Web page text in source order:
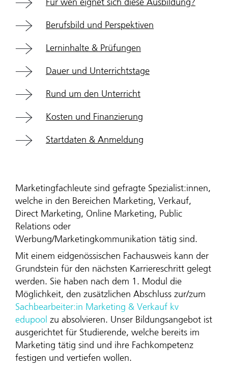
Für wen eignet sich diese Ausbildung?
Berufsbild und Perspektiven
Lerninhalte & Prüfungen
Dauer und Unterrichtstage
Rund um den Unterricht
Kosten und Finanzierung
Startdaten & Anmeldung
Marketingfachleute sind gefragte Spezialist:innen,
welche in den Bereichen Marketing, Verkauf,
Direct Marketing, Online Marketing, Public
Relations oder
Werbung/Marketingkommunikation tätig sind.
Mit einem eidgenössischen Fachausweis kann der
Grundstein für den nächsten Karriereschritt gelegt
werden. Sie haben nach dem 1. Modul die
Möglichkeit, den zusätzlichen Abschluss zur/zum
Sachbearbeiter:in Marketing & Verkauf kv
edupool zu absolvieren. Unser Bildungsangebot ist
ausgerichtet für Studierende, welche bereits im
Marketing tätig sind und ihre Fachkompetenz
festigen und vertiefen wollen.